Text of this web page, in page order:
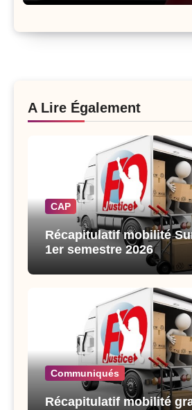
A Lire Également
CAP
Récapitulatif mobilité
1er semestre 2026
Communiqués
Récapitulatif mobilité